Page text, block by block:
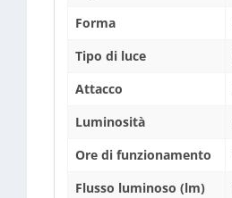
Forma
Tipo di luce
Attacco
Luminosità
Ore di funzionamento
Flusso luminoso (lm)